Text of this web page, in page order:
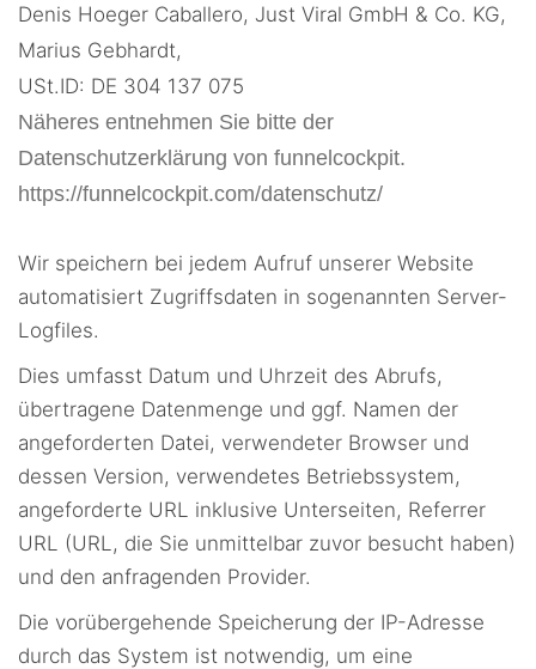
Denis Hoeger Caballero, Just Viral GmbH & Co. KG,
Marius Gebhardt,
USt.ID: DE 304 137 075
Näheres entnehmen Sie bitte der
Datenschutzerklärung von funnelcockpit.
https://funnelcockpit.com/datenschutz/
Wir speichern bei jedem Aufruf unserer Website
automatisiert Zugriffsdaten in sogenannten Server-
Logfiles.
Dies umfasst Datum und Uhrzeit des Abrufs,
übertragene Datenmenge und ggf. Namen der
angeforderten Datei, verwendeter Browser und
dessen Version, verwendetes Betriebssystem,
angeforderte URL inklusive Unterseiten, Referrer
URL (URL, die Sie unmittelbar zuvor besucht haben)
und den anfragenden Provider.
Die vorübergehende Speicherung der IP-Adresse
durch das System ist notwendig, um eine